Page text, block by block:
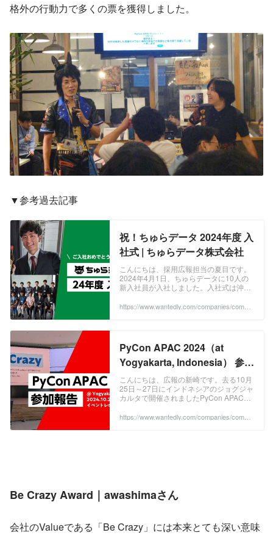
格外の行動力で多くの票を獲得しました。
▼参考過去記事
祝！ちゅらデータ 2024年度 入
社式 | ちゅらデータ株式会社
こんにちは、採用広報担当の夏目です。
2024年4月1日、ちゅらデータに10人の
新入社員が入社しました。入社式は沖縄
ンクレール銀座ZXにて執り行われました
https://www.wantedly.com/companies/compa
PyCon APAC 2024（at
Yogyakarta, Indonesia） 参加
レポート | ちゅらデータ株式会
社
こんにちは、広報の新崎です。去る10月
25日～27日にインドネシアのジョグジャ
カルタで開催されましたPyCon APAC
であるyanagiさんがスピーカ...
https://www.wantedly.com/companies/compa
Be Crazy Award｜awashimaさん
会社のValueである「Be Crazy」には本来とても深い意味